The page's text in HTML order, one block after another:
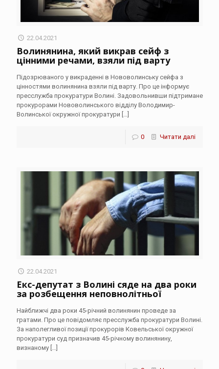
22.04.2021
Волинянина, який викрав сейф з
цінними речами, взяли під варту
Підозрюваного у викраденні в Нововолинську сейфа з
цінностями волинянина взяли під варту. Про це інформує
пресслужба прокуратури Волині. Задовольнивши підтримане
прокурорами Нововолинського відділу Володимир-
Волинської окружної прокуратури
0 Читати далі
22.04.2021
Екс-депутат з Волині сяде на два роки
за розбещення неповнолітньої
Найближчі два роки 45-річний волинянин проведе за
гратами. Про це повідомляє пресслужба прокуратури Волині.
За наполегливої позиції прокурорів Ковельської окружної
прокуратури суд призначив 45-річному волинянину,
визнаному[…]